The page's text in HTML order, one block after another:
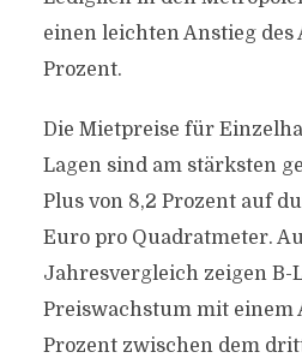
einen leichten Anstieg des
Prozent.
Die Mietpreise für
Lagen sind am stärksten
Plus von 8,2 Prozent auf
Euro pro Quadratmeter.
Jahresvergleich zeigen B-
Preiswachstum mit einem
Prozent zwischen dem